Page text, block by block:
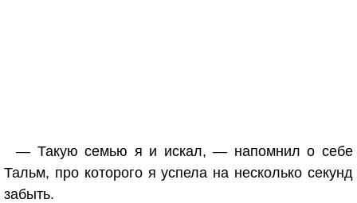
— Такую семью я и искал, — напомнил о себе
Тальм, про которого я успела на несколько секунд
забыть.